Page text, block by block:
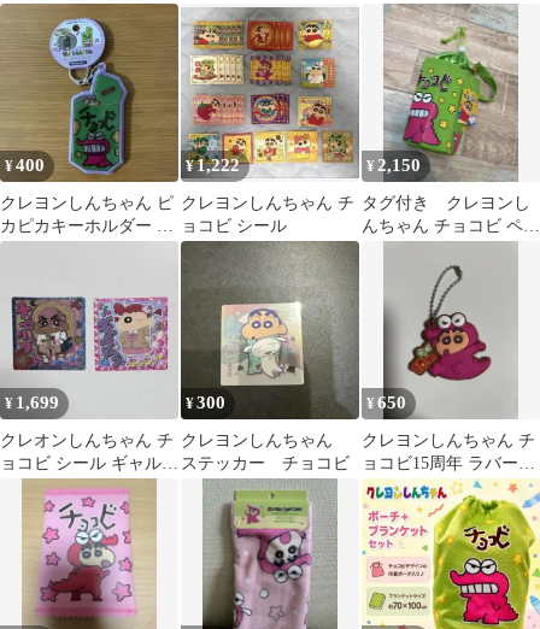
ステッカー
レクション チョコビ
キーホルダー
¥400
クレヨンしんちゃん ピ
カピカキーホルダー チ
ョコビ
¥1,222
クレヨンしんちゃん チ
ョコビ シール
¥ 2,150
タグ付き クレヨンし
んちゃん チョコビ ペッ
平成レトロ
¥ 1,699
クレオンしんちゃん チ
ョコビ シール ギャル
ギャルネネちゃん ギ
ャルしんちゃん
¥300
クレヨンしんちゃん
ステッカー チョコビ
¥650
クレヨンしんちゃん チ
ョコビ15周年 ラバーキ
ーホルダー